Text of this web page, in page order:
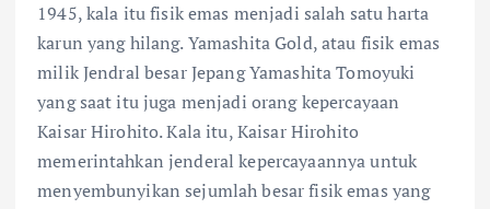
1945, kala itu fisik emas menjadi salah satu harta
karun yang hilang. Yamashita Gold, atau fisik emas
milik Jendral besar Jepang Yamashita Tomoyuki
yang saat itu juga menjadi orang kepercayaan
Kaisar Hirohito. Kala itu, Kaisar Hirohito
memerintahkan jenderal kepercayaannya untuk
menyembunyikan sejumlah besar fisik emas yang